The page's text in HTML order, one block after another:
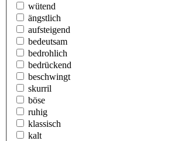
wütend
ängstlich
aufsteigend
bedeutsam
bedrohlich
bedrückend
beschwingt
skurril
böse
ruhig
klassisch
kalt